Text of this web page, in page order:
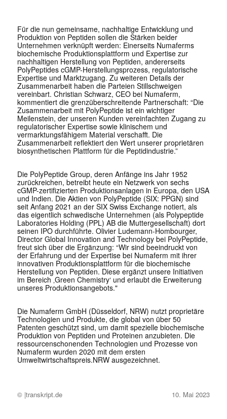
Für die nun gemeinsame, nachhaltige Entwicklung und
Produktion von Peptiden sollen die Stärken beider
Unternehmen verknüpft werden: Einerseits Numaferms
biochemische Produktionsplattform und Expertise zur
nachhaltigen Herstellung von Peptiden, andererseits
PolyPeptides cGMP-Herstellungsprozess, regulatorische
Expertise und Marktzugang. Zu weiteren Details der
Zusammenarbeit haben die Parteien Stillschweigen
vereinbart. Christian Schwarz, CEO bei Numaferm,
kommentiert die grenzüberschreitende Partnerschaft: “Die
Zusammenarbeit mit PolyPeptide ist ein wichtiger
Meilenstein, der unseren Kunden vereinfachten Zugang zu
regulatorischer Expertise sowie klinischem und
vermarktungsfähigem Material verschafft. Die
Zusammenarbeit reflektiert den Wert unserer proprietären
biosynthetischen Plattform für die Peptidindustrie.”
Die PolyPeptide Group, deren Anfänge ins Jahr 1952
zurückreichen, betreibt heute ein Netzwerk von sechs
cGMP-zertifizierten Produktionsanlagen in Europa, den USA
und Indien. Die Aktien von PolyPeptide (SIX: PPGN) sind
seit Anfang 2021 an der SIX Swiss Exchange notiert, als
das eigentlich schwedische Unternehmen (als Polypeptide
Laboratories Holding (PPL) AB die Muttergesellschaft) dort
seinen IPO durchführte. Olivier Ludemann-Hombourger,
Director Global Innovation and Technology bei PolyPeptide,
freut sich über die Ergänzung: “Wir sind beeindruckt von
der Erfahrung und der Expertise bei Numaferm mit ihrer
innovativen Produktionsplattform für die biochemische
Herstellung von Peptiden. Diese ergänzt unsere Initiativen
im Bereich ‚Green Chemistry‘ und erlaubt die Erweiterung
unseres Produktionsangebots."
Die Numaferm GmbH (Düsseldorf, NRW) nutzt proprietäre
Technologien und Produkte, die global von über 50
Patenten geschützt sind, um damit spezielle biochemische
Produktion von Peptiden und Proteinen anzubieten. Die
ressourcenschonenden Technologien und Prozesse von
Numaferm wurden 2020 mit dem ersten
Umweltwirtschaftspreis.NRW ausgezeichnet.
© |transkript.de 10. Mai 2023